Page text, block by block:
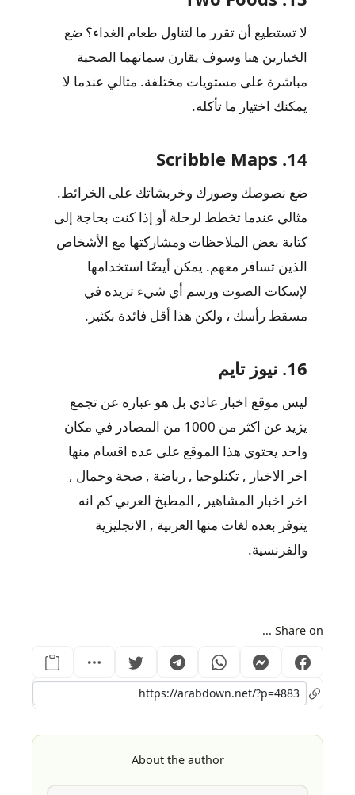
لا تستطيع أن تقرر ما لتناول طعام الغداء؟ ضع
الخيارين هنا وسوف يقارن سماتهما الصحية
مباشرة على مستويات مختلفة. مثالي عندما لا
يمكنك اختيار ما تأكله.
14. Scribble Maps
ضع نصوصك وصورك وخربشاتك على الخرائط.
مثالي عندما تخطط لرحلة أو إذا كنت بحاجة إلى
كتابة بعض الملاحظات ومشاركتها مع الأشخاص
الذين تسافر معهم. يمكن أيضًا استخدامها
لإسكات الصوت ورسم أي شيء تريده في
مسقط رأسك ، ولكن هذا أقل فائدة بكثير.
16. نيوز تايم
ليس موقع اخبار عادي بل هو عباره عن تجمع
يزيد عن اكثر من 1000 من المصادر في مكان
واحد يحتوي هذا الموقع على عده اقسام منها
اخر الاخبار , تكنلوجيا , رياضة , صحة وجمال ,
اخر اخبار المشاهير , المطبخ العربي كم انه
يتوفر بعده لغات منها العربية , الانجليزية
والفرنسية.
Share on ...
About the author